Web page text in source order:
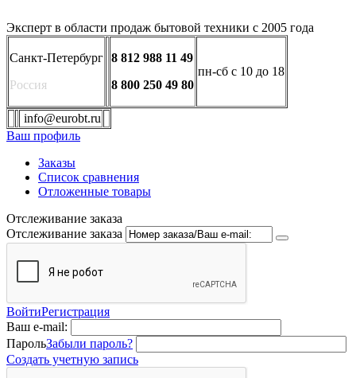
Эксперт в области продаж бытовой техники с 2005 года
Санкт-Петербург
Россия
8 812 988 11 49
8 800 250 49 80
пн-сб с 10 до 18
info@eurobt.ru
Ваш профиль
Заказы
Список сравнения
Отложенные товары
Отслеживание заказа
Отслеживание заказа
ВойтиРегистрация
Ваш e-mail:
ПарольЗабыли пароль?
Создать учетную запись